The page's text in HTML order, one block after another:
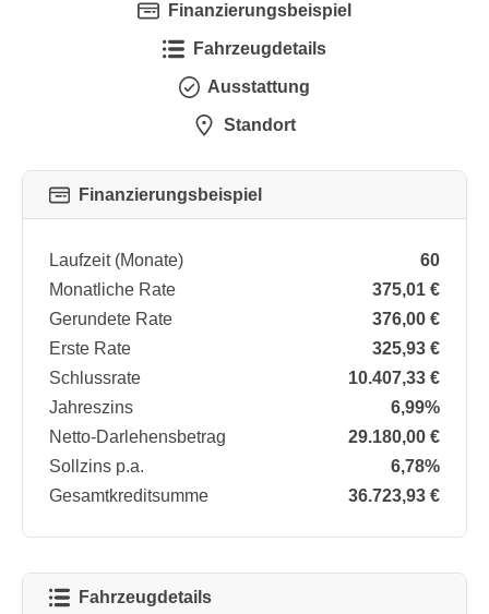
Finanzierungsbeispiel
Fahrzeugdetails
Ausstattung
Standort
Finanzierungsbeispiel
Laufzeit (Monate)
60
Monatliche Rate
375,01 €
Gerundete Rate
376,00 €
Erste Rate
325,93 €
Schlussrate
10.407,33 €
Jahreszins
6,99%
Netto-Darlehensbetrag
29.180,00 €
Sollzins p.a.
6,78%
Gesamtkreditsumme
36.723,93 €
Fahrzeugdetails